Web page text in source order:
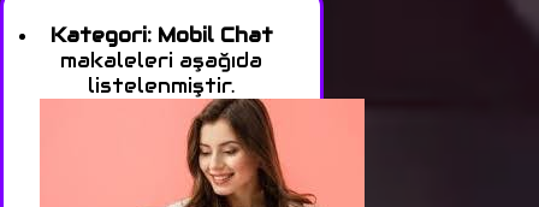
Kategori: Mobil Chat
makaleleri aşağıda
listelenmiştir.